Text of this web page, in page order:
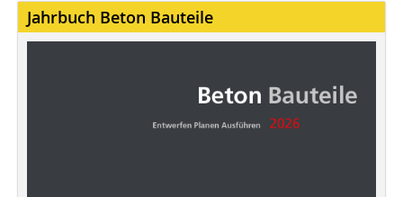
Jahrbuch Beton Bauteile